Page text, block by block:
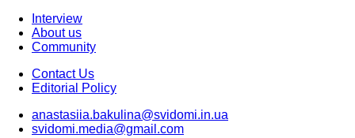
Interview
About us
Community
Contact Us
Editorial Policy
anastasiia.bakulina@svidomi.in.ua
svidomi.media@gmail.com